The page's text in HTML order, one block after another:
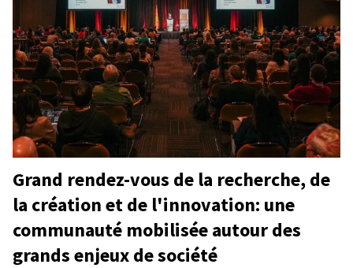
Grand rendez-vous de la recherche, de
la création et de l'innovation: une
communauté mobilisée autour des
grands enjeux de société